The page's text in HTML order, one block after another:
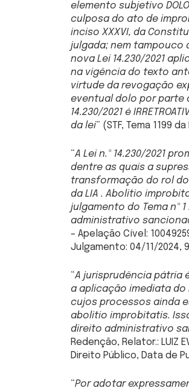
elemento subjetivo
culposa do ato de
inciso XXXVI, da
julgada; nem tampouco
nova Lei 14.230/2021
na vigência do texto
virtude da revogação
eventual dolo por parte
14.230/2021 é
da lei” (STF, Tema 1199 da
“A Lei n.º 14.230/2021
dentre as quais a
transformação do rol do
da LIA . Abolitio
julgamento do Tema nº
administrativo
– Apelação Cível:
Julgamento: 04/11/2024,
“A jurisprudência pátria
a aplicação imediata
cujos processos ainda
abolitio improbitatis.
direito administrativo
Redenção, Relator.: LUIZ
Direito Público, Data de
“Por adotar